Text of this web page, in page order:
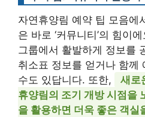
자연휴양림 예약 팁 모음에
은 바로 ‘커뮤니티’의 힘이
그룹에서 활발하게 정보를
취소표 정보를 얻거나 함께
수도 있답니다. 또한,
새로
휴양림의 조기 개방 시점을
을 활용하면 더욱 좋은 객실